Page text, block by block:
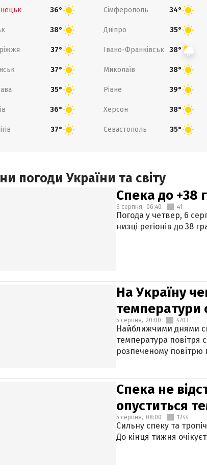
36° Сімферополь 34°
38° Дніпро 35°
37° Івано-Франківськ 38°
37° Миколаїв 38°
35° Рівне 39°
36° Херсон 38°
37° Севастополь 35°
погоди України та світу
Спека до +38
6 серпня, 06:40 41
Погода у четвер, 6
низці регіонів до 38
На Україну
температури
5 серпня, 20:00 4703
Найближчими днями
температура повітря
розпеченому повітрю
Спека не
опуститься
5 серпня, 08:00 1244
Сильну спеку та
До кінця тижня